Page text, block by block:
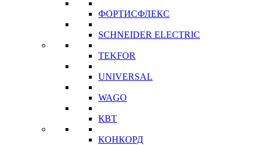
ФОРТИСФЛЕКС
SCHNEIDER ELECTRIC
TEKFOR
UNIVERSAL
WAGO
КВТ
КОНКОРД